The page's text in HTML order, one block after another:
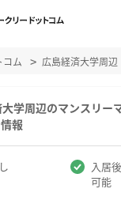
コム 広島経済大学周辺
学周辺のマンスリー
報
入居
可能